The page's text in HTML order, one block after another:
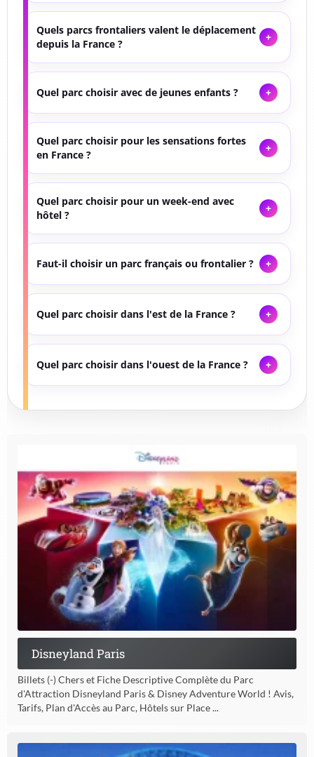
Quels parcs frontaliers valent le déplacement
depuis la France ?
Quel parc choisir avec de jeunes enfants ?
Quel parc choisir pour les sensations fortes
en France ?
Quel parc choisir pour un week-end avec
hôtel ?
Faut-il choisir un parc français ou frontalier ?
Quel parc choisir dans l'est de la France ?
Quel parc choisir dans l'ouest de la France ?
Disneyland Paris
Billets (-) Chers et Fiche Descriptive Complète du Parc
d'Attraction Disneyland Paris & Disney Adventure World ! Avis,
Tarifs, Plan d'Accès au Parc, Hôtels sur Place ...